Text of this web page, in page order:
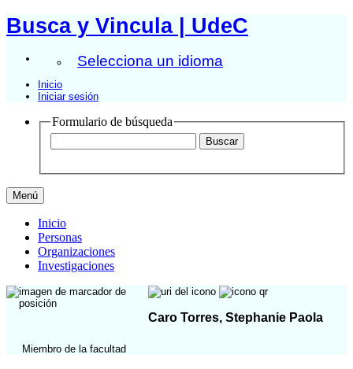
Busca y Vincula | UdeC
Selecciona un idioma
Inicio
Iniciar sesión
Formulario de búsqueda
Menú
Inicio
Personas
Organizaciones
Investigaciones
Caro Torres, Stephanie Paola
Miembro de la facultad